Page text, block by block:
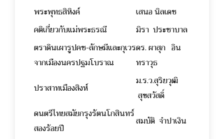
พระพุทธสิหิงค์
เสนอ นิลเดช
คติเกี่ยวกับแม่พระธรณี
มิรา ประชาบาล
ตราดินเผารูปคช-ลักษมีและกุเวร
จากเมืองนครปฐมโบราณ
ดร. ผาสุก อิน
ทราวุธ
ปราสาทเมืองสิงห์
ม.ร.ว.สุริยวุฒิ
สุขสวัสดิ์
ดนตรีไทยสมัยกรุงรัตนโกสินทร์
สองร้อยปี
สมบัติ จำปาเงิน